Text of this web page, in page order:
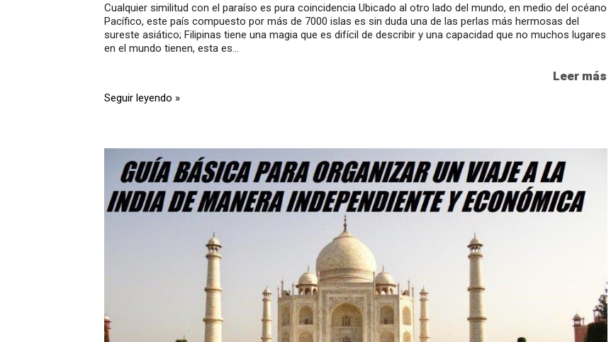
Cualquier similitud con el paraíso es pura coincidencia Ubicado al otro lado del mundo, en medio del océano
Pacífico, este país compuesto por más de 7000 islas es sin duda una de las perlas más hermosas del
sureste asiático; Filipinas tiene una magia que es difícil de describir y una capacidad que no muchos lugares
en el mundo tienen, esta es...
Leer más
Seguir leyendo »